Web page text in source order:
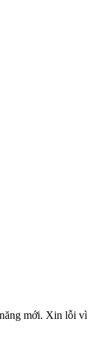
mới. Xin lỗi vì